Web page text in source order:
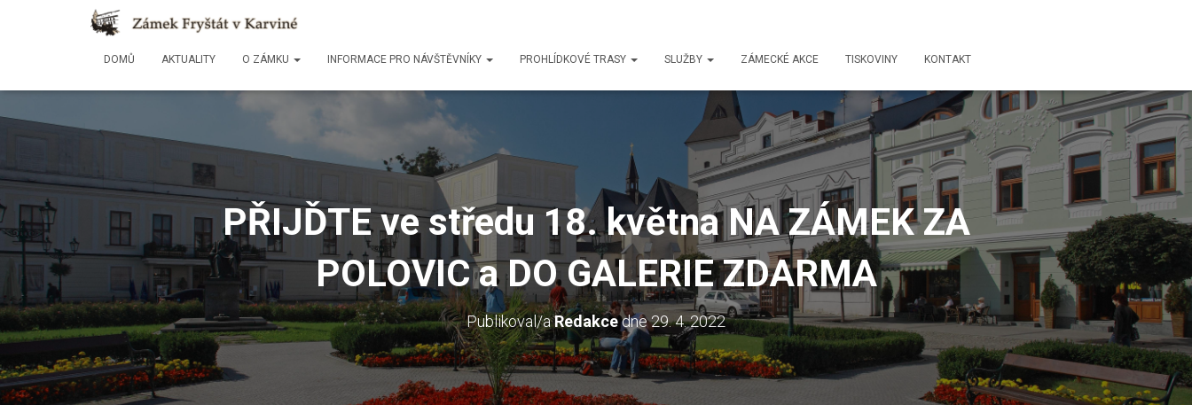
DOMŮ AKTUALITY O ZÁMKU INFORMACE PRO NÁVŠTĚVNÍKY PROHLÍDKOVÉ TRASY SLUŽBY ZÁMECKÉ AKCE TISKOVINY KONTAKT
PŘIJĎTE ve středu 18. května NA ZÁMEK ZA
POLOVIC a DO GALERIE ZDARMA
Publikoval/aRedakcedne29. 4. 2022